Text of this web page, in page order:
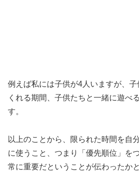
例えば私には子供が4人いますが、
くれる期間、子供たちと一緒に遊べ
す。
以上のことから、限られた時間を自
に使うこと、つまり「優先順位」を
常に重要だということが伝わったか